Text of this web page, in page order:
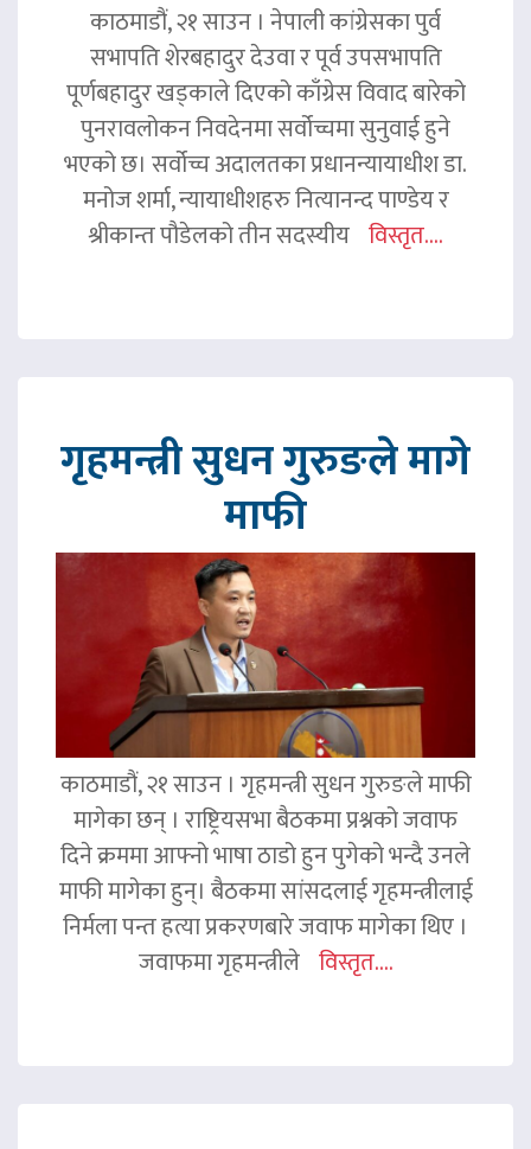
काठमाडौं, २१ साउन । नेपाली कांग्रेसका पुर्व
सभापति शेरबहादुर देउवा र पूर्व उपसभापति
पूर्णबहादुर खड्काले दिएको काँग्रेस विवाद बारेको
पुनरावलोकन निवदेनमा सर्वोच्चमा सुनुवाई हुने
भएको छ। सर्वोच्च अदालतका प्रधानन्यायाधीश डा.
मनोज शर्मा, न्यायाधीशहरु नित्यानन्द पाण्डेय र
श्रीकान्त पौडेलको तीन सदस्यीय विस्तृत....
गृहमन्त्री सुधन गुरुङले मागे
माफी
काठमाडौं, २१ साउन । गृहमन्त्री सुधन गुरुङले माफी
मागेका छन् । राष्ट्रियसभा बैठकमा प्रश्नको जवाफ
दिने क्रममा आफ्नो भाषा ठाडो हुन पुगेको भन्दै उनले
माफी मागेका हुन्। बैठकमा सांसदलाई गृहमन्त्रीलाई
निर्मला पन्त हत्या प्रकरणबारे जवाफ मागेका थिए ।
जवाफमा गृहमन्त्रीले विस्तृत....